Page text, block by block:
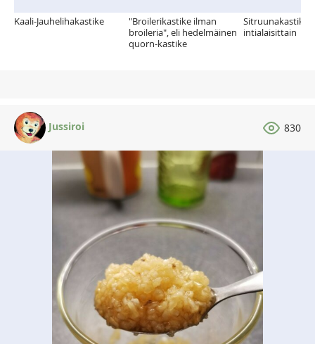
Kaali-Jauhelihakastike
"Broilerikastike ilman
broileria", eli hedelmäinen
quorn-kastike
Sitruunakastike
intialaisittain
Jussiroi 830